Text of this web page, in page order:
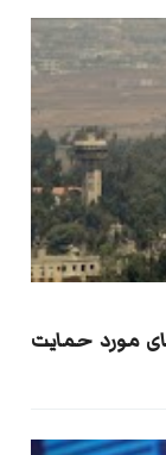
مورد حمایت